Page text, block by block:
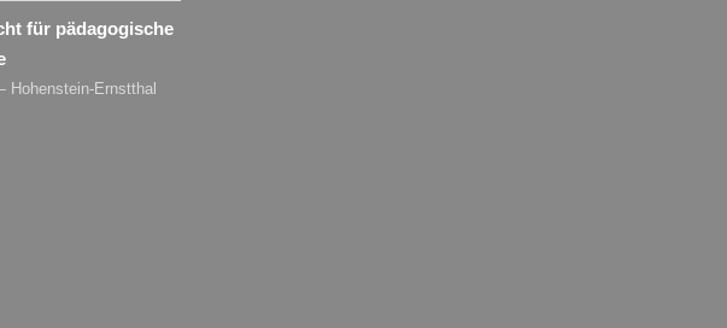
für pädagogische
Hohenstein-Ernstthal